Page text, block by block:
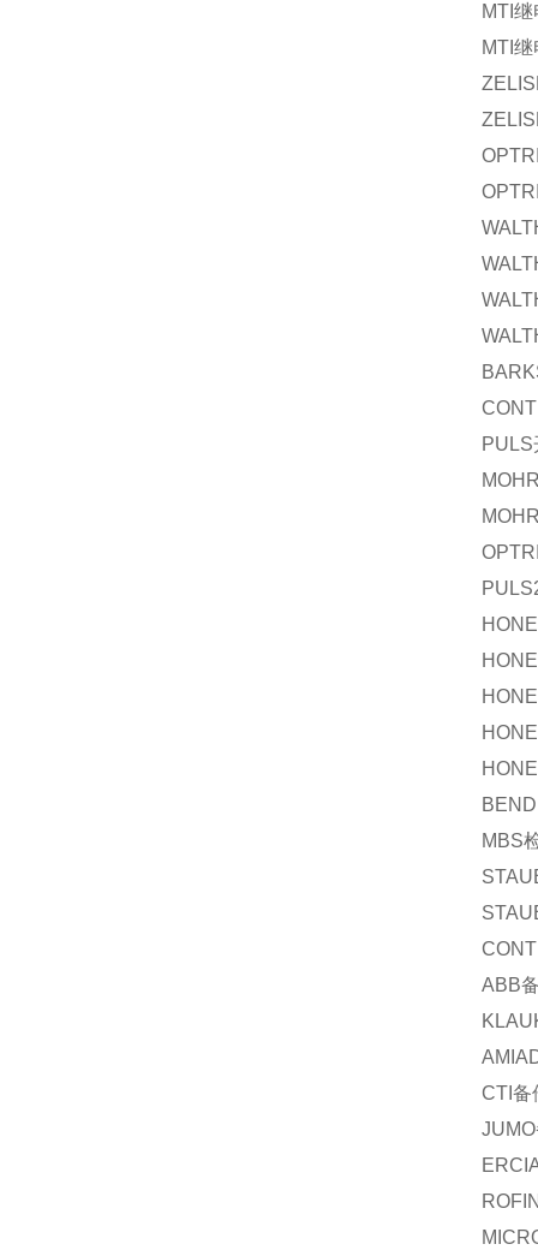
MTI 继
MTI 继
PULS
PULS
MBS
ABB
CTI 备
JUMO